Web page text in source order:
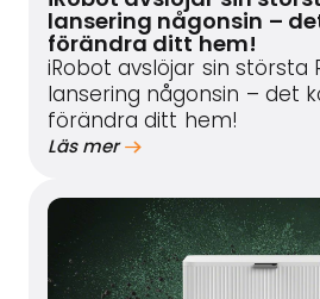
lansering någonsin –
förändra ditt hem!
iRobot avslöjar sin största
lansering någonsin – det
förändra ditt hem!
Läs mer